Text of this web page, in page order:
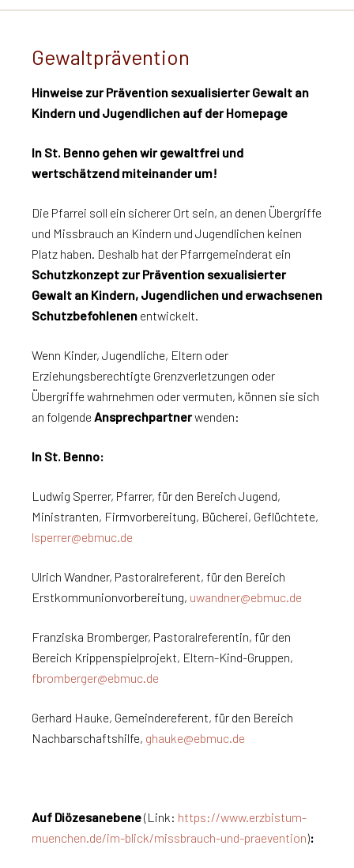
Gewaltprävention
Hinweise zur Prävention sexualisierter Gewalt an
Kindern und Jugendlichen auf der Homepage
In St. Benno gehen wir gewaltfrei und
wertschätzend miteinander um!
Die Pfarrei soll ein sicherer Ort sein, an denen Übergriffe
und Missbrauch an Kindern und Jugendlichen keinen
Platz haben. Deshalb hat der Pfarrgemeinderat ein
Schutzkonzept zur Prävention sexualisierter
Gewalt an Kindern, Jugendlichen und erwachsenen
Schutzbefohlenen entwickelt.
Wenn Kinder, Jugendliche, Eltern oder
Erziehungsberechtigte Grenzverletzungen oder
Übergriffe wahrnehmen oder vermuten, können sie sich
an folgende Ansprechpartnerwenden:
In St. Benno:
Ludwig Sperrer, Pfarrer, für den Bereich Jugend,
Ministranten, Firmvorbereitung, Bücherei, Geflüchtete,
lsperrer@ebmuc.de
Ulrich Wandner, Pastoralreferent, für den Bereich
Erstkommunionvorbereitung, uwandner@ebmuc.de
Franziska Bromberger, Pastoralreferentin, für den
Bereich Krippenspielprojekt, Eltern-Kind-Gruppen,
fbromberger@ebmuc.de
Gerhard Hauke, Gemeindereferent, für den Bereich
Nachbarschaftshilfe, ghauke@ebmuc.de
Auf Diözesanebene(Link: https://www.erzbistum-
muenchen.de/im-blick/missbrauch-und-praevention):